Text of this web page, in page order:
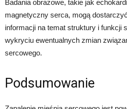
Badania obrazowe, takie jak
magnetyczny serca, mogą
informacji na temat struktury i funkcji
wykryciu ewentualnych zmian
sercowego.
Podsumowanie